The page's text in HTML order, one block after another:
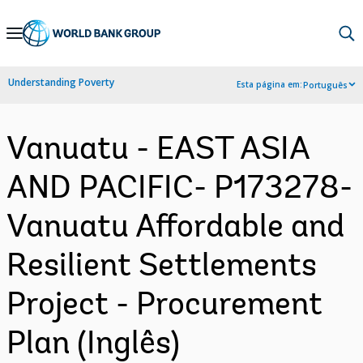
Skip
Navigation
Understanding Poverty Esta página em:Português
Vanuatu - EAST ASIA
AND PACIFIC- P173278-
Vanuatu Affordable and
Resilient Settlements
Project - Procurement
Plan (Inglês)